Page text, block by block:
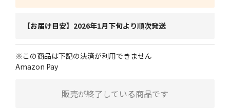
【お届け目安】2026年1月下旬より順次発送
※この商品は下記の決済が利用できません
Amazon Pay
販売が終了している商品です